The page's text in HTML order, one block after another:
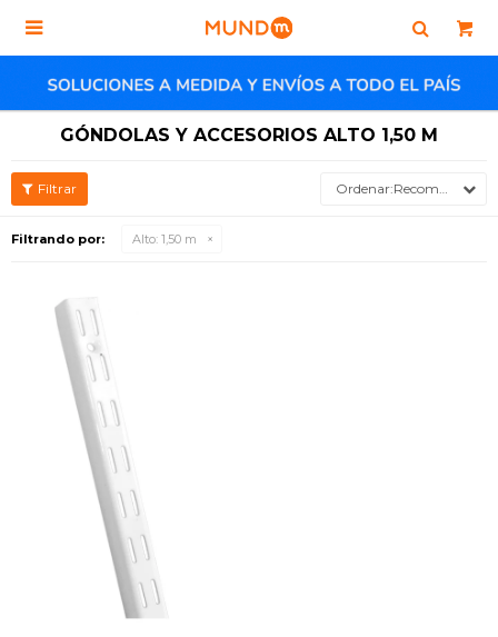

GÓNDOLAS Y ACCESORIOS ALTO 1,50 M
Recomendados
Filtrando por: Alto: 1,50 m